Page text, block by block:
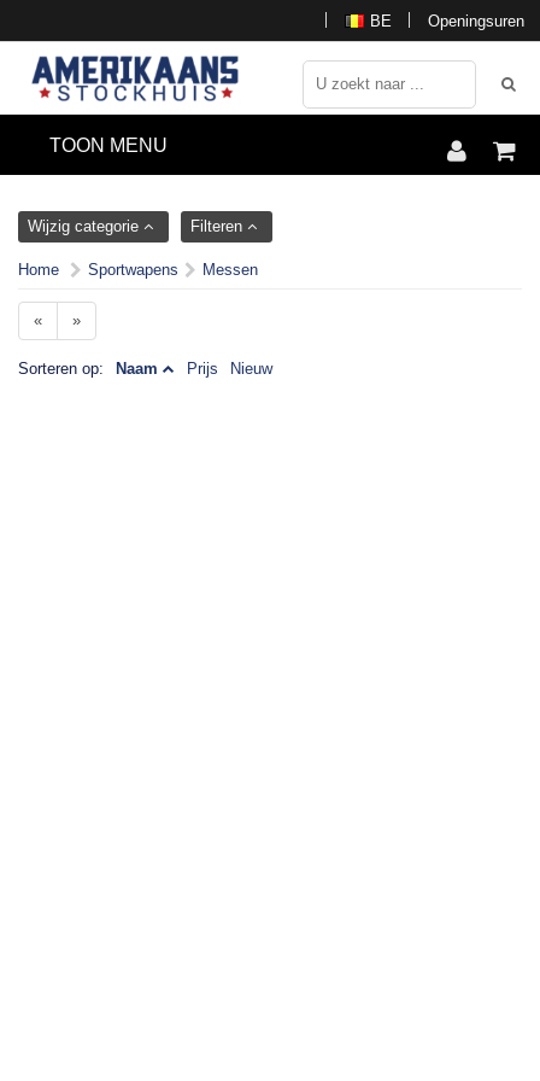
Openingsuren
BE
TOON MENU
Wijzig categorie Filteren
Home Sportwapens Messen
« »
Sorteren op: Naam Prijs Nieuw